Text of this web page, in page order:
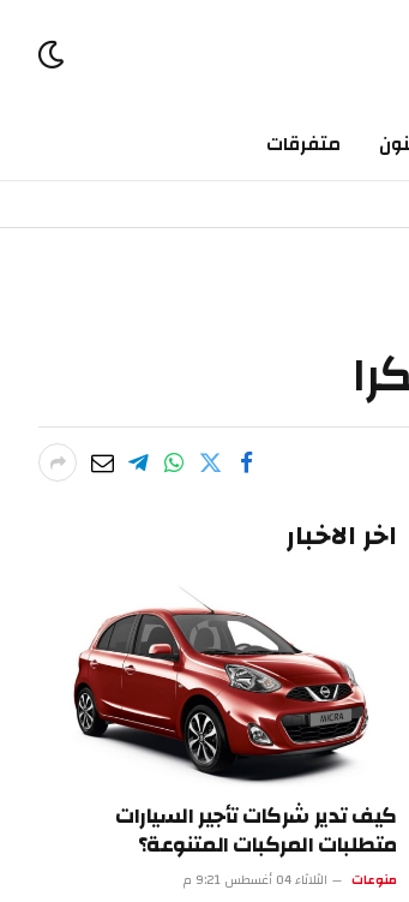
متفرقات
الاخبار
تدير شركات تأجير السيارات
المركبات المتنوعة؟
الثلاثاء 04 أغسطس 9:21 م